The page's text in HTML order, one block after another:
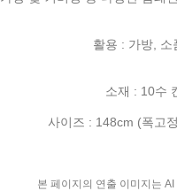
활용 : 가방, 소
소재 : 10수
사이즈 : 148cm (폭고
본 페이지의 연출 이미지는